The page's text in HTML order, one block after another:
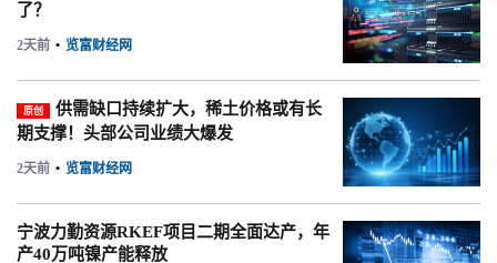
了？
2天前 • 览富财经网
原创
供需缺口持续扩大，稀土价格或有长
期支撑！头部公司业绩大爆发
2天前 • 览富财经网
宁波力勤资源RKEF项目二期全面达产，年
产40万吨镍产能释放